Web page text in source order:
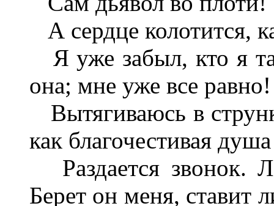
А сердце колотится,
Я уже забыл, кто я
она; мне уже все равно!
Вытягиваюсь в
как благочестивая
Раздается звонок.
Берет он меня, ставит